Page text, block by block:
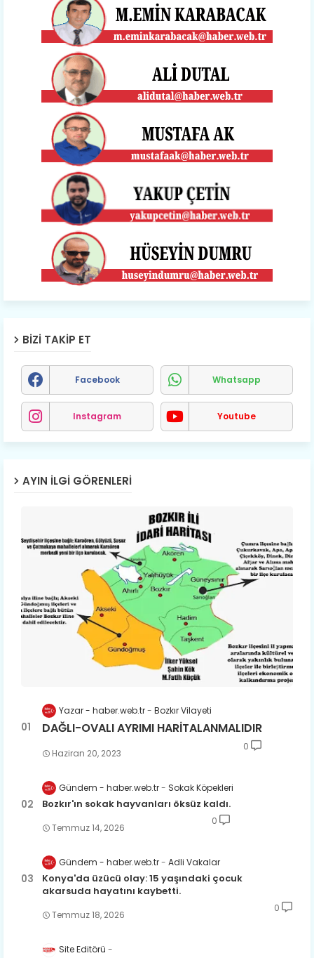
BIZI TAKIP ET
Facebook Whatsapp
Instagram Youtube
AYIN İLGI GÖRENLERI
Yazar - haber.web.tr Bozkır Vilayeti
DAĞLI-OVALI AYRIMI HARİTALANMALIDIR
Haziran 20, 2023
0
Gündem - haber.web.tr Sokak Köpekleri
Bozkır'ın sokak hayvanları öksüz kaldı.
Temmuz 14, 2026
0
Gündem - haber.web.tr Adli Vakalar
Konya'da üzücü olay: 15 yaşındaki çocuk
akarsuda hayatını kaybetti.
Temmuz 18, 2026
0
Site Editörü